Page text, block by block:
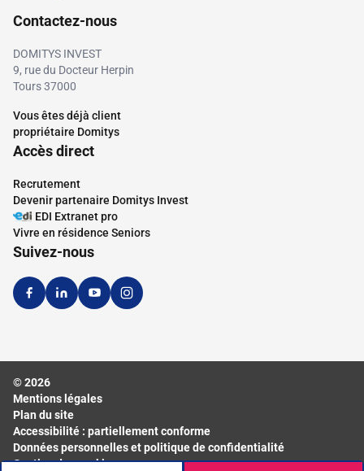
Contactez-nous
DOMITYS INVEST
9, rue du Docteur Herpin
Tours 37000
Vous êtes déjà client
propriétaire Domitys
Accès direct
Recrutement
Devenir partenaire Domitys Invest
EDI Extranet pro
Vivre en résidence Seniors
Suivez-nous
© 2026
Mentions légales
Plan du site
Accessibilité : partiellement conforme
Données personnelles et politique de confidentialité
Gestion des cookies